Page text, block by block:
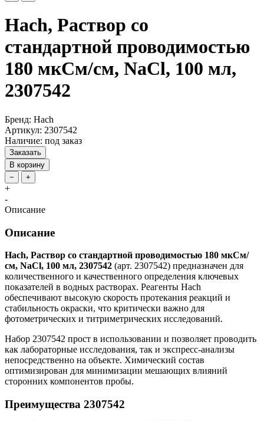
Hach, Раствор со
стандартной проводимостью
180 мкСм/см, NaCl, 100 мл,
2307542
Бренд: Hach
Артикул: 2307542
Наличие: под заказ
Заказать
В корзину
−
+
+
-
Описание
Описание
Hach, Раствор со стандартной проводимостью 180 мкСм/
см, NaCl, 100 мл, 2307542 (арт. 2307542) предназначен для
количественного и качественного определения ключевых
показателей в водных растворах. Реагенты Hach
обеспечивают высокую скорость протекания реакций и
стабильность окраски, что критически важно для
фотометрических и титриметрических исследований.
Набор 2307542 прост в использовании и позволяет проводить
как лабораторные исследования, так и экспресс-анализы
непосредственно на объекте. Химический состав
оптимизирован для минимизации мешающих влияний
сторонних компонентов пробы.
Преимущества 2307542